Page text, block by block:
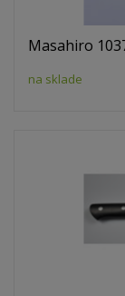
Masahiro
na sklade